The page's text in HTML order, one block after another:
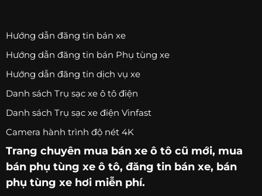
Hướng dẫn đăng tin bán xe
Hướng dẫn đăng tin bán Phụ tùng xe
Hướng dẫn đăng tin dịch vụ xe
Danh sách Trụ sạc xe ô tô điện
Danh sách Trụ sạc xe điện Vinfast
Camera hành trình độ nét 4K
Trang chuyên mua bán xe ô tô cũ mới, mua
bán phụ tùng xe ô tô, đăng tin bán xe, bán
phụ tùng xe hơi miễn phí.